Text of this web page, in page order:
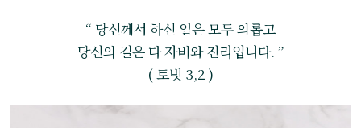
“ 당신께서 하신 일은 모두 의롭고
당신의 길은 다 자비와 진리입니다. ”
( 토빗 3,2 )